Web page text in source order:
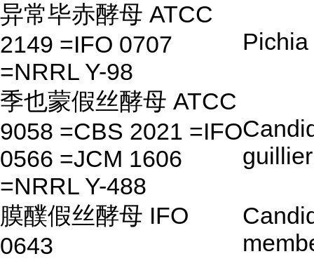
异常毕赤酵母 ATCC
2149 =IFO 0707
=NRRL Y-98
季也蒙假丝酵母 ATCC
9058 =CBS 2021 =IFO
0566 =JCM 1606
=NRRL Y-488
膜醭假丝酵母 IFO
0643